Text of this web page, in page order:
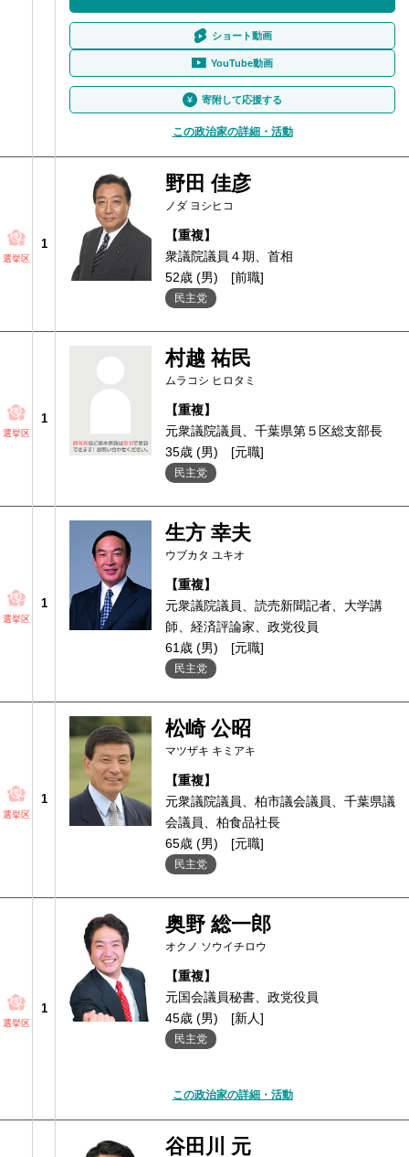
ショート動画
YouTube動画
寄附して応援する
この政治家の詳細・活動
選挙区
1
野田 佳彦
ノダ ヨシヒコ
【重複】
衆議院議員４期、首相
52歳 (男)
[前職]
民主党
選挙区
1
村越 祐民
ムラコシ ヒロタミ
【重複】
元衆議院議員、千葉県第５区総支部長
35歳 (男)
[元職]
民主党
選挙区
1
生方 幸夫
ウブカタ ユキオ
【重複】
元衆議院議員、読売新聞記者、大学講
師、経済評論家、政党役員
61歳 (男)
[元職]
民主党
選挙区
1
松崎 公昭
マツザキ キミアキ
【重複】
元衆議院議員、柏市議会議員、千葉県議
会議員、柏食品社長
65歳 (男)
[元職]
民主党
選挙区
1
奥野 総一郎
オクノ ソウイチロウ
【重複】
元国会議員秘書、政党役員
45歳 (男)
[新人]
民主党
この政治家の詳細・活動
谷田川 元